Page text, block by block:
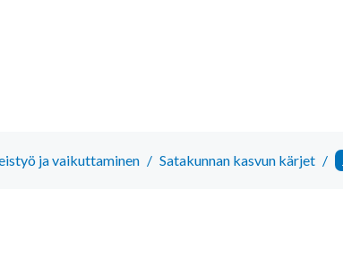
ja vaikuttaminen / Satakunnan kasvun kärjet /